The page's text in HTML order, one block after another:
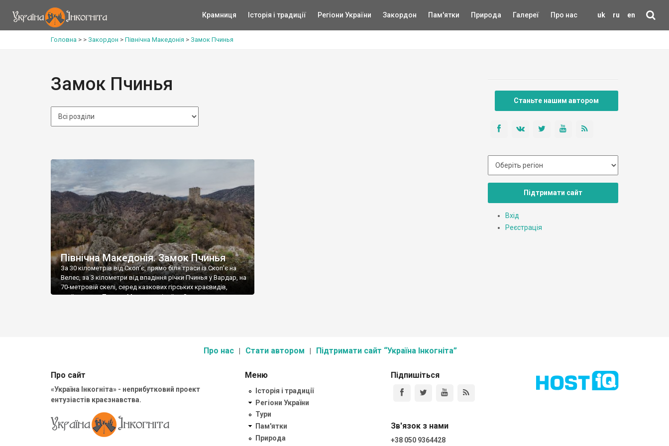
uk ru en
Крамниця Історія і традиції Регіони України Закордон Пам'ятки Природа Галереї Про нас
Головна > > Закордон > Північна Македонія > Замок Пчинья
Замок Пчинья
Північна Македонія. Замок Пчинья
За 30 кілометрів від Скоп’є, прямо біля траси із Скоп’є на
Велес, за 3 кілометри від впадіння річки Пчинья у Вардар, на
70-метровій скелі, серед казкових гірських краєвидів,
стоїть замок Пчинья. Мальовничі руїни. Замок тут звели ще
Станьте нашим автором
Підтримати сайт
Вхід
Реєстрація
Про нас Стати автором Підтримати сайт “Україна Інкогніта”
Про сайт
«Україна Інкогніта» - неприбутковий проект
ентузіастів краєзнавства.
Меню
Історія і традиції
Регіони України
Тури
Пам'ятки
Природа
Підпишіться
Зв'язок з нами
+38 050 9364428